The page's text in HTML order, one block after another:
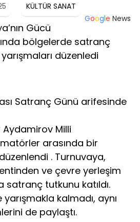
KÜLTÜR SANAT
Google News
Gücü
bölgelerde satranç
düzenledi
Satranç Günü arifesinde
Aydamirov Milli
arasında bir
. Turnuvaya,
ve çevre yerleşim
tutkunu katıldı.
yarışmakla kalmadı, aynı
de paylaştı.